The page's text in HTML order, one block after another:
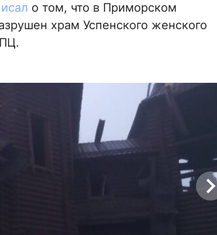
о том, что в Приморском
храм Успенского женского